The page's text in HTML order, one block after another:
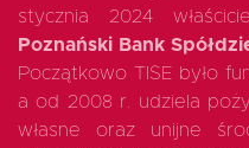
stycznia 2024
Poznański Bank
Początkowo TISE było
a od 2008 r. udziela
własne oraz unijne